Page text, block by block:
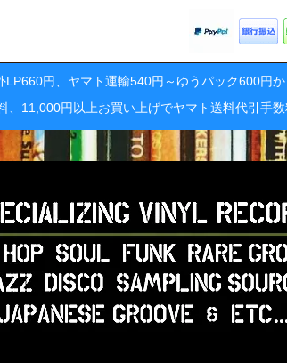
円、ヤマト運輸540円～ゆうパック600円か
、11,000円以上お買い上げでヤマト送料代引手